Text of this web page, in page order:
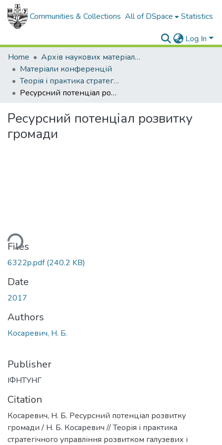
Communities & Collections All of DSpace Statistics
Log In
Home
Архів наукових матеріалів
Матеріали конференцій
Теорія і практика стратегічного управління розвитком галузевих і регіональних суспільних систем
Ресурсний потенціал розвитку громади
Ресурсний потенціал розвитку
громади
Files
6322p.pdf(240.2 KB)
Date
2017
Authors
Косаревич, Н. Б.
Publisher
ІФНТУНГ
Citation
Косаревич, Н. Б. Ресурсний потенціал розвитку
громади / Н. Б. Косаревич // Теорія і практика
стратегічного управління розвитком галузевих і